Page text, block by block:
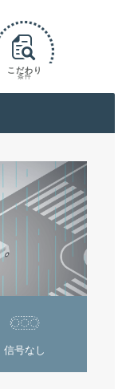
こだわり
条件
信号なし